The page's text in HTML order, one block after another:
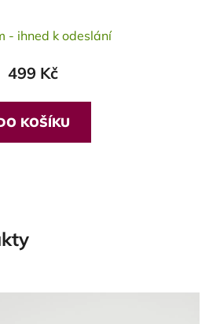
hodnocení
je
5,0
z
5
- ihned k odeslání
499 Kč
KOŠÍKU